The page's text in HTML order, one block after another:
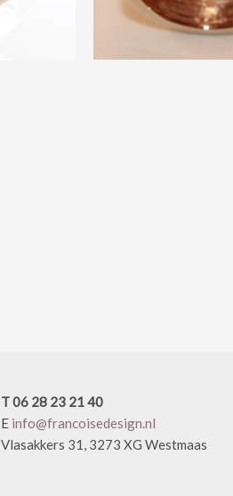
T 06 28 23 21 40
E info@francoisedesign.nl
Vlasakkers 31, 3273 XG Westmaas